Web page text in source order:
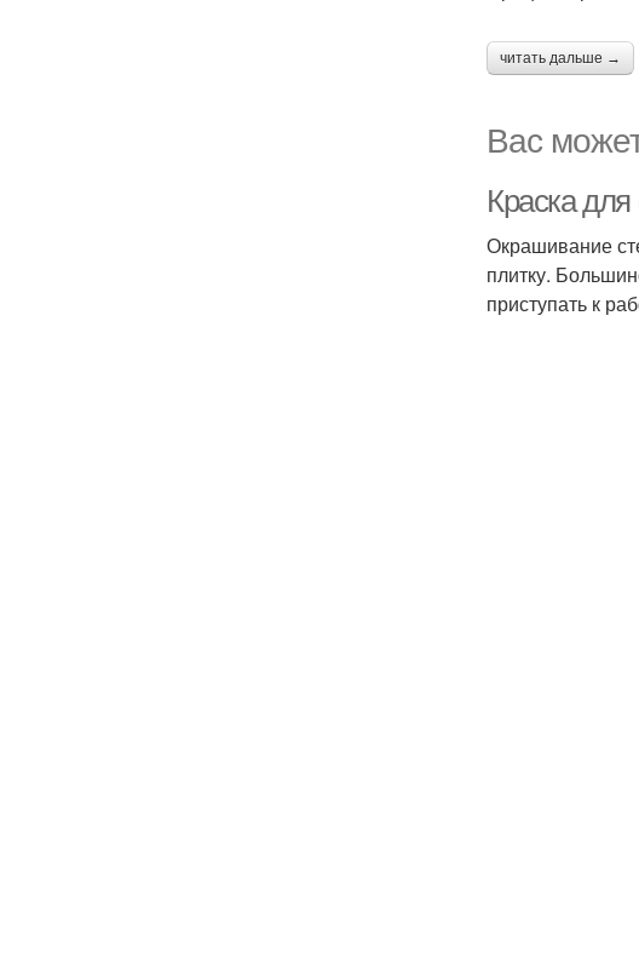
читать дальше →
Вас
Краска
Окрашивание
плитку.
приступать к